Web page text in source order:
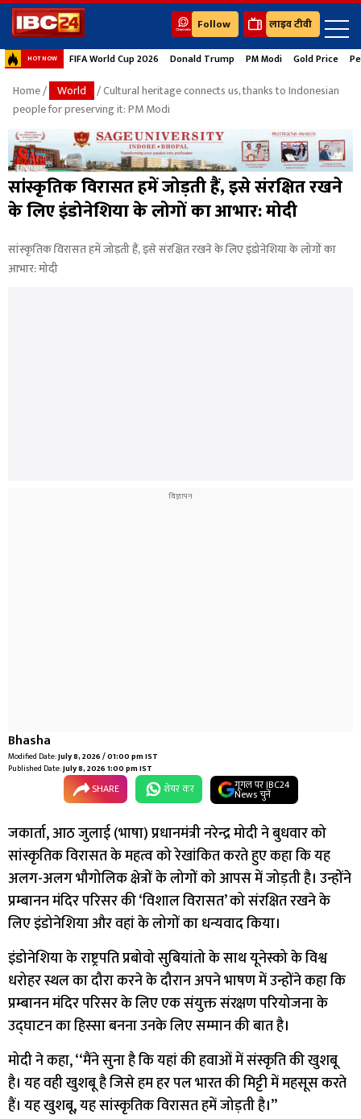
Follow लाइव टीवी
HOT NOW FIFA World Cup 2026 Donald Trump PM Modi Gold Price
Home/ World
/ Cultural heritage connects us, thanks to Indonesian
people for preserving it: PM Modi
सांस्कृतिक विरासत हमें जोड़ती हैं, इसे संरक्षित रखने
के लिए इंडोनेशिया के लोगों का आभार: मोदी
सांस्कृतिक विरासत हमें जोड़ती हैं, इसे संरक्षित रखने के लिए इंडोनेशिया के लोगों का
आभार: मोदी
Bhasha
Modified Date:July 8, 2026 / 01:00 pm IST
Published Date:July 8, 2026 1:00 pm IST
SHARE शेयर कर गूगल पर IBC24
News चुनें
जकार्ता, आठ जुलाई (भाषा) प्रधानमंत्री नरेन्द्र मोदी ने बुधवार को
सांस्कृतिक विरासत के महत्व को रेखांकित करते हुए कहा कि यह
अलग-अलग भौगोलिक क्षेत्रों के लोगों को आपस में जोड़ती है। उन्होंने
प्रम्बानन मंदिर परिसर की ‘विशाल विरासत’ को संरक्षित रखने के
लिए इंडोनेशिया और वहां के लोगों का धन्यवाद किया।
इंडोनेशिया के राष्ट्रपति प्रबोवो सुबियांतो के साथ यूनेस्को के विश्व
धरोहर स्थल का दौरा करने के दौरान अपने भाषण में उन्होंने कहा कि
प्रम्बानन मंदिर परिसर के लिए एक संयुक्त संरक्षण परियोजना के
उद्घाटन का हिस्सा बनना उनके लिए सम्मान की बात है।
मोदी ने कहा, ‘‘मैंने सुना है कि यहां की हवाओं में संस्कृति की खुशबू
है। यह वही खुशबू है जिसे हम हर पल भारत की मिट्टी में महसूस करते
हैं। यह खुशबू, यह सांस्कृतिक विरासत हमें जोड़ती है।’’